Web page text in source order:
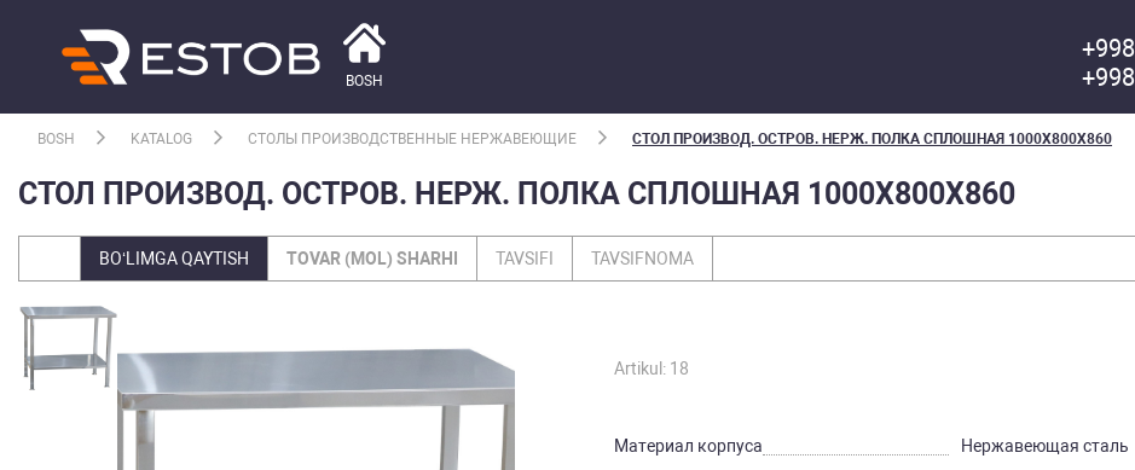
BOSH
+998
+998
BOSH KATALOG СТОЛЫ ПРОИЗВОДСТВЕННЫЕ НЕРЖАВЕЮЩИЕ СТОЛ ПРОИЗВОД. ОСТРОВ. НЕРЖ. ПОЛКА СПЛОШНАЯ 1000Х800Х860
СТОЛ ПРОИЗВОД. ОСТРОВ. НЕРЖ. ПОЛКА СПЛОШНАЯ 1000Х800Х860
BO‘LIMGA QAYTISH TOVAR (MOL) SHARHI TAVSIFI TAVSIFNOMA
Artikul: 18
Материал корпуса
Нержавеющая сталь